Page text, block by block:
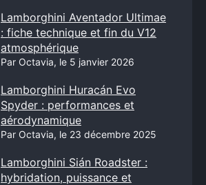
Lamborghini Aventador Ultimae
: fiche technique et fin du V12
atmosphérique
Par Octavia, le 5 janvier 2026
Lamborghini Huracán Evo
Spyder : performances et
aérodynamique
Par Octavia, le 23 décembre 2025
Lamborghini Sián Roadster :
hybridation, puissance et